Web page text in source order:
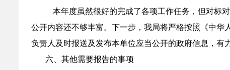
本年度虽然很好的完成了各项工作任务，但对标
公开内容还不够丰富。下一步，我局将严格按照《中
负责人及时报送及发布本单位应当公开的政府信息，有
六、其他需要报告的事项